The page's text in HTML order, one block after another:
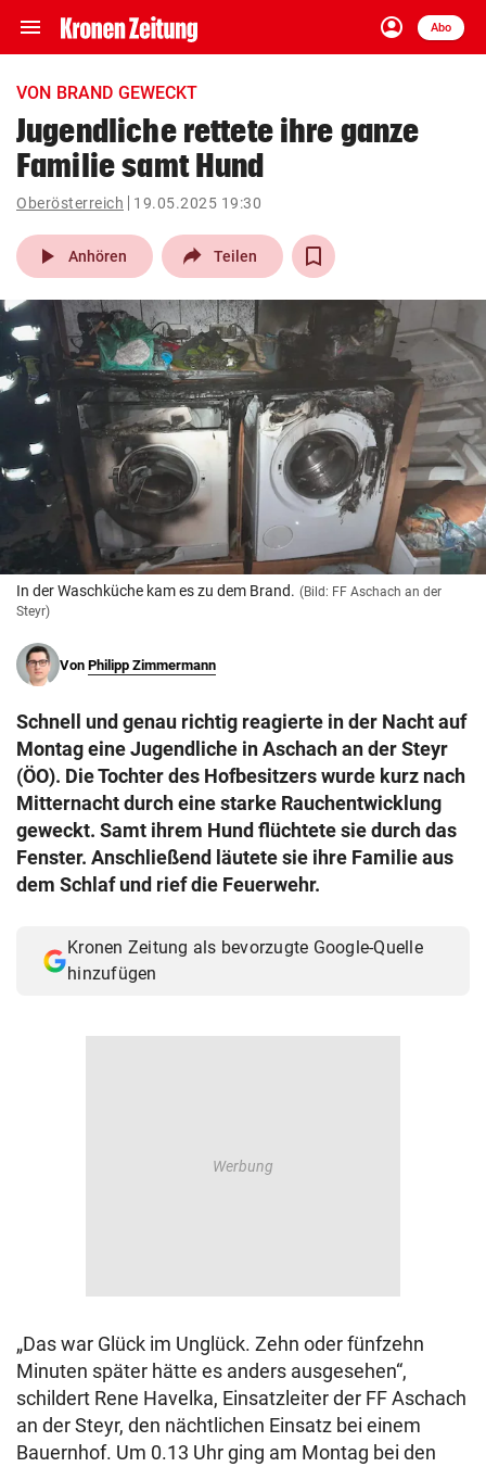
menu Navigation
ein-/ausklappen
account_circle
Anmelden
Abo
close Schließen
account_circle Anmelden
pin_drop
Wien arrow_right
bookmark
search
Suchbegriff
eingeben
© Krone Multimedia GmbH & Co KG 2026
Muthgasse 2, 1190 Wien
VON BRAND GEWECKT
Jugendliche rettete ihre ganze
Familie samt Hund
Oberösterreich 19.05.2025 19:30
play_arrow Anhören Teilen
In der Waschküche kam es zu dem Brand. (Bild: FF Aschach an der
Steyr)
Von Philipp Zimmermann
Schnell und genau richtig reagierte in der Nacht auf
Montag eine Jugendliche in Aschach an der Steyr
(ÖO). Die Tochter des Hofbesitzers wurde kurz nach
Mitternacht durch eine starke Rauchentwicklung
geweckt. Samt ihrem Hund flüchtete sie durch das
Fenster. Anschließend läutete sie ihre Familie aus
dem Schlaf und rief die Feuerwehr.
Kronen Zeitung als bevorzugte Google-Quelle
hinzufügen
„Das war Glück im Unglück. Zehn oder fünfzehn
Minuten später hätte es anders ausgesehen“,
schildert Rene Havelka, Einsatzleiter der FF Aschach
an der Steyr, den nächtlichen Einsatz bei einem
Bauernhof. Um 0.13 Uhr ging am Montag bei den